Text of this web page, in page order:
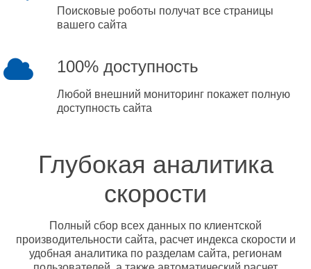
Поисковые роботы получат все страницы
вашего сайта
100% доступность
Любой внешний мониторинг покажет полную
доступность сайта
Глубокая аналитика
скорости
Полный сбор всех данных по клиентской
производительности сайта, расчет индекса скорости и
удобная аналитика по разделам сайта, регионам